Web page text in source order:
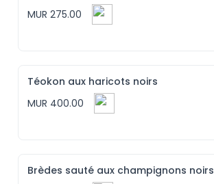
MUR 275.00
Téokon aux haricots noirs
MUR 400.00
Brèdes sauté aux champignons noirs